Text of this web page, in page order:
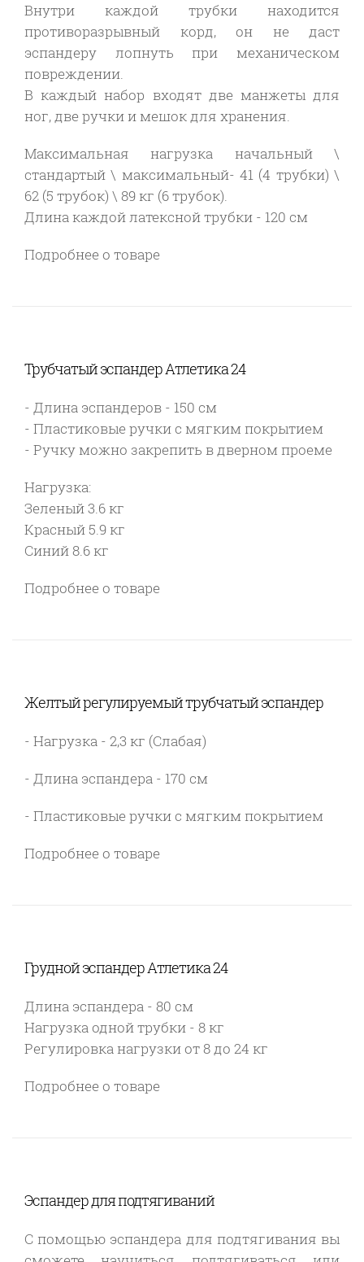
Внутри каждой трубки находится
противоразрывный корд, он не даст
эспандеру лопнуть при механическом
повреждении.
В каждый набор входят две манжеты для
ног, две ручки и мешок для хранения.
Максимальная нагрузка начальный \
стандартый \ максимальный- 41 (4 трубки) \
62 (5 трубок) \ 89 кг (6 трубок).
Длина каждой латексной трубки - 120 см
Подробнее о товаре
Трубчатый эспандер Атлетика 24
- Длина эспандеров - 150 см
- Пластиковые ручки с мягким покрытием
- Ручку можно закрепить в дверном проеме
Нагрузка:
Зеленый 3.6 кг
Красный 5.9 кг
Синий 8.6 кг
Подробнее о товаре
Желтый регулируемый трубчатый эспандер
- Нагрузка - 2,3 кг (Слабая)
- Длина эспандера - 170 см
- Пластиковые ручки с мягким покрытием
Подробнее о товаре
Грудной эспандер Атлетика 24
Длина эспандера - 80 см
Нагрузка одной трубки - 8 кг
Регулировка нагрузки от 8 до 24 кг
Подробнее о товаре
Эспандер для подтягиваний
С помощью эспандера для подтягивания вы